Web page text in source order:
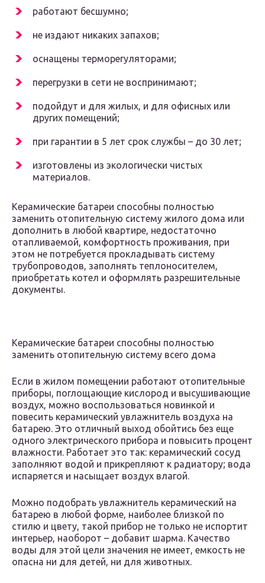
работают бесшумно;
не издают никаких запахов;
оснащены терморегуляторами;
перегрузки в сети не воспринимают;
подойдут и для жилых, и для офисных или
других помещений;
при гарантии в 5 лет срок службы – до 30 лет;
изготовлены из экологически чистых
материалов.
Керамические батареи способны полностью
заменить отопительную систему жилого дома или
дополнить в любой квартире, недостаточно
отапливаемой, комфортность проживания, при
этом не потребуется прокладывать систему
трубопроводов, заполнять теплоносителем,
приобретать котел и оформлять разрешительные
документы.
Керамические батареи способны полностью
заменить отопительную систему всего дома
Если в жилом помещении работают отопительные
приборы, поглощающие кислород и высушивающие
воздух, можно воспользоваться новинкой и
повесить керамический увлажнитель воздуха на
батарею. Это отличный выход обойтись без еще
одного электрического прибора и повысить процент
влажности. Работает это так: керамический сосуд
заполняют водой и прикрепляют к радиатору; вода
испаряется и насыщает воздух влагой.
Можно подобрать увлажнитель керамический на
батарею в любой форме, наиболее близкой по
стилю и цвету, такой прибор не только не испортит
интерьер, наоборот – добавит шарма. Качество
воды для этой цели значения не имеет, емкость не
опасна ни для детей, ни для животных.